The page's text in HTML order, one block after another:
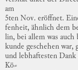
am
5ten Nov. eröffnet.
fenheit, ähnlich dem
lin, bei allem was
kunde geschehen war,
und lebhaftesten Dank
Kö⸗